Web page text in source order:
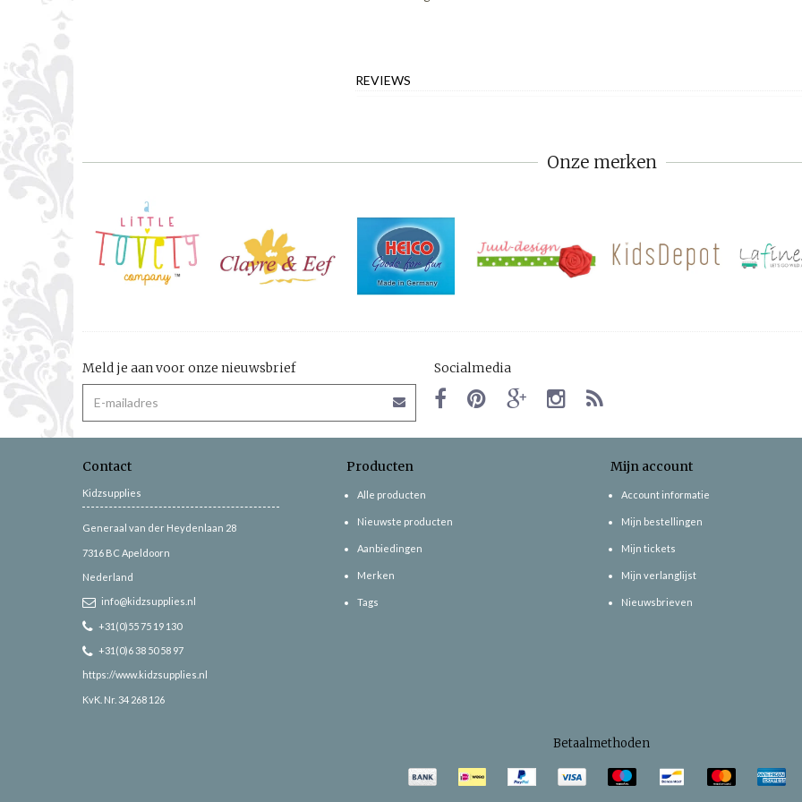
REVIEWS
Onze merken
Meld je aan voor onze nieuwsbrief Socialmedia
Contact
Kidzsupplies
Generaal van der Heydenlaan 28
7316 BC Apeldoorn
Nederland
info@kidzsupplies.nl
+31(0)55 75 19 130
+31(0)6 38 50 58 97
https://www.kidzsupplies.nl
KvK. Nr. 34 268 126
Producten
Alle producten
Nieuwste producten
Aanbiedingen
Merken
Tags
Mijn account
Account informatie
Mijn bestellingen
Mijn tickets
Mijn verlanglijst
Nieuwsbrieven
Betaalmethoden